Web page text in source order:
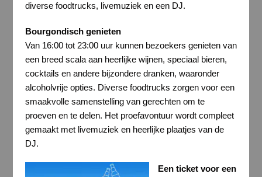
diverse foodtrucks, livemuziek en een DJ.
Bourgondisch genieten
Van 16:00 tot 23:00 uur kunnen bezoekers genieten van
een breed scala aan heerlijke wijnen, speciaal bieren,
cocktails en andere bijzondere dranken, waaronder
alcoholvrije opties. Diverse foodtrucks zorgen voor een
smaakvolle samenstelling van gerechten om te
proeven en te delen. Het proefavontuur wordt compleet
gemaakt met livemuziek en heerlijke plaatjes van de
DJ.
Een ticket voor een